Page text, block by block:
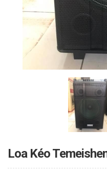
Loa Kéo